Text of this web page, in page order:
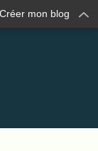
Créer mon blog